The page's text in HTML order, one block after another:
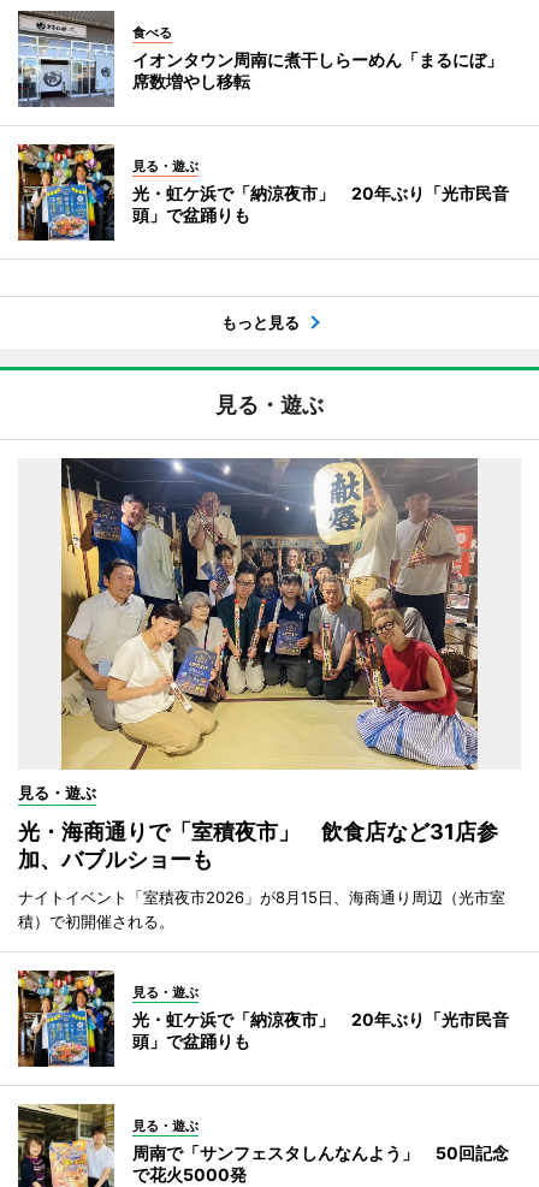
食べる
イオンタウン周南に煮干しらーめん「まるにぼ」
席数増やし移転
見る・遊ぶ
光・虹ケ浜で「納涼夜市」 20年ぶり「光市民音
頭」で盆踊りも
もっと見る
見る・遊ぶ
見る・遊ぶ
光・海商通りで「室積夜市」 飲食店など31店参
加、バブルショーも
ナイトイベント「室積夜市2026」が8月15日、海商通り周辺（光市室
積）で初開催される。
見る・遊ぶ
光・虹ケ浜で「納涼夜市」 20年ぶり「光市民音
頭」で盆踊りも
見る・遊ぶ
周南で「サンフェスタしんなんよう」 50回記念
で花火5000発